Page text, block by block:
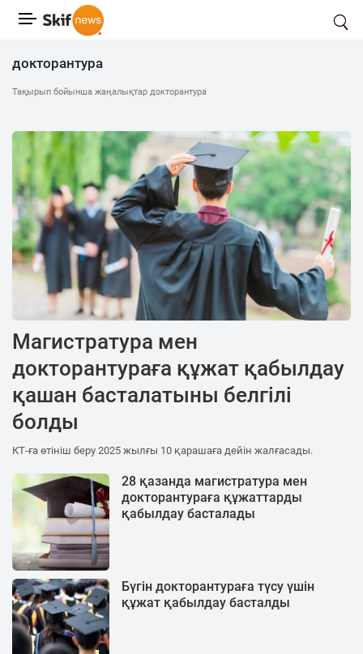
докторантура
Тақырып бойынша жаңалықтар докторантура
Магистратура мен
докторантураға құжат қабылдау
қашан басталатыны белгілі
болды
КТ-ға өтініш беру 2025 жылғы 10 қарашаға дейін жалғасады.
28 қазанда магистратура мен
докторантураға құжаттарды
қабылдау басталады
Бүгін докторантураға түсу үшін
құжат қабылдау басталды